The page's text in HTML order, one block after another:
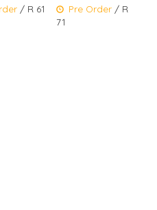
/ R 61
Pre Order/ R
71